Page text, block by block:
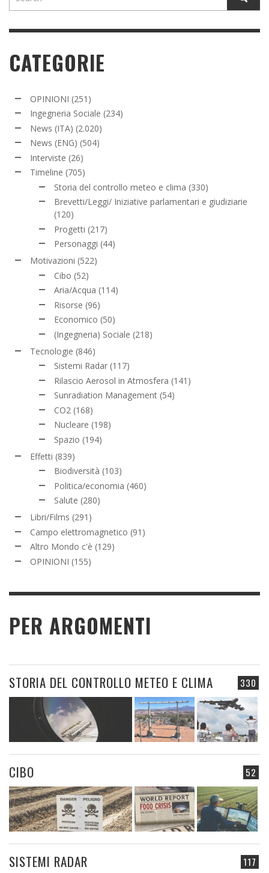
CATEGORIE
OPINIONI (251)
Ingegneria Sociale (234)
News (ITA) (2.020)
News (ENG) (504)
Interviste (26)
Timeline (705)
Storia del controllo meteo e clima (330)
Brevetti/Leggi/ Iniziative parlamentari e giudiziarie
(120)
Progetti (217)
Personaggi (44)
Motivazioni (522)
Cibo (52)
Aria/Acqua (114)
Risorse (96)
Economico (50)
(Ingegneria) Sociale (218)
Tecnologie (846)
Sistemi Radar (117)
Rilascio Aerosol in Atmosfera (141)
Sunradiation Management (54)
CO2 (168)
Nucleare (198)
Spazio (194)
Effetti (839)
Biodiversità (103)
Politica/economia (460)
Salute (280)
Libri/Films (291)
Campo elettromagnetico (91)
Altro Mondo c'è (129)
OPINIONI (155)
PER ARGOMENTI
330
STORIA DEL CONTROLLO METEO E CLIMA
52
CIBO
117
SISTEMI RADAR